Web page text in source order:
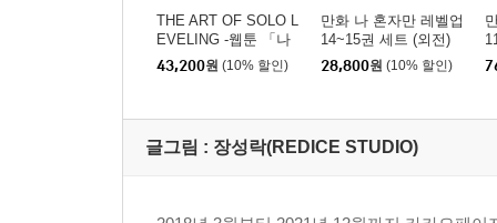
THE ART OF SOLO L
EVELING -웹툰 「나
혼자만 레벨업」 공식
아트북-
43,200원 (10% 할인)
만화 나 혼자만 레벨업
14~15권 세트 (외전)
28,800원 (10% 할인)
글그림 : 장성락(REDICE STUDIO)